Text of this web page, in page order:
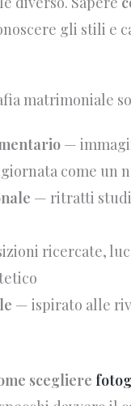
gli stili e
matrimoniale
—
come un
— ritratti
ricercate,
— ispirato alle
scegliere